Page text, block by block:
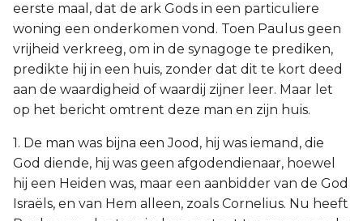
eerste maal, dat de ark Gods in een particuliere
woning een onderkomen vond. Toen Paulus geen
vrijheid verkreeg, om in de synagoge te prediken,
predikte hij in een huis, zonder dat dit te kort deed
aan de waardigheid of waardij zijner leer. Maar let
op het bericht omtrent deze man en zijn huis.
1. De man was bijna een Jood, hij was iemand, die
God diende, hij was geen afgodendienaar, hoewel
hij een Heiden was, maar een aanbidder van de God
Israëls, en van Hem alleen, zoals Cornelius. Nu heeft